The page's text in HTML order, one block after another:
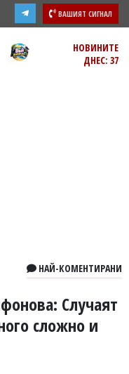
ВАШИЯТ СИГНАЛ
НОВИНИТЕ
ДНЕС: 37
НАЙ-КОМЕНТИРАНИ
Случаят
сложно и